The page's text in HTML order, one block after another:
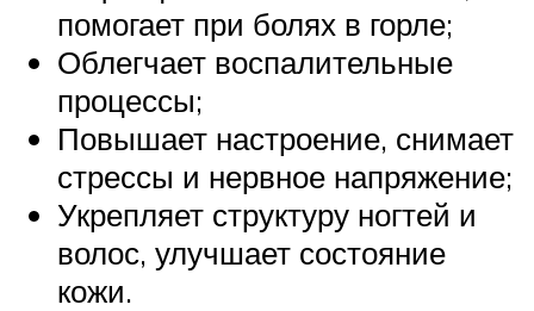
помогает при болях в горле;
Облегчает воспалительные
процессы;
Повышает настроение, снимает
стрессы и нервное напряжение;
Укрепляет структуру ногтей и
волос, улучшает состояние
кожи.